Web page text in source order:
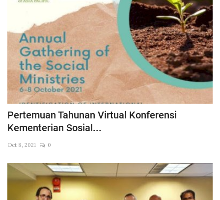
Latihan Rohani Ignasian
Indonesia
Pertemuan Tahunan Virtual Konferensi
Kementerian Sosial...
Oct 8, 2021 0